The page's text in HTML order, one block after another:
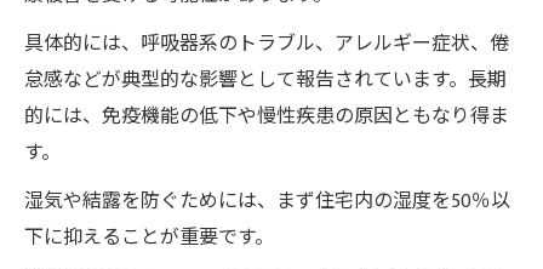
具体的には、呼吸器系のトラブル、アレルギー症状、倦
怠感などが典型的な影響として報告されています。長期
的には、免疫機能の低下や慢性疾患の原因ともなり得ま
す。
湿気や結露を防ぐためには、まず住宅内の湿度を50％以
下に抑えることが重要です。